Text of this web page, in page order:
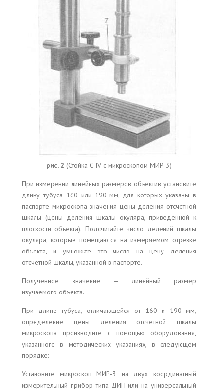
рис. 2 (Стойка C-IV с микроскопом МИР-3)
При измерении линейных размеров объектив установите
длину тубуса 160 или 190 мм, для которых указаны в
паспорте микроскопа значения цены деления отсчетной
шкалы (цены деления шкалы окуляра, приведенной к
плоскости объекта). Подсчитайте число делений шкалы
окуляра, которые помещаются на измеряемом отрезке
объекта, и умножьте это число на цену деления
отсчетной шкалы, указанной в паспорте.
Полученное значение — линейный размер
изучаемого объекта.
При длине тубуса, отличающейся от 160 и 190 мм,
определение цены деления отсчетной шкалы
микроскопа производите с помощью оборудования,
указанного в методических указаниях, в следующем
порядке:
Установите микроскоп МИР-3 на двух координатный
измерительный прибор типа ДИП или на универсальный